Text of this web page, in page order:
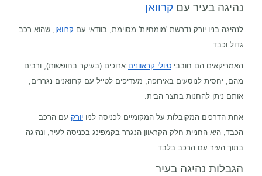
נהיגה בעיר עם קרוואן
לנהיגה בניו יורק נדרשת 'מומחיות' מסוימת, בוודאי עם קרוואן, שהוא רכב
גדול וכבד.
האמריקאים הם חובבי טיולי קראוונים ארוכים (בעיקר בחופשות), ורבים
מהם, יחסית לנוסעים באירופה, מעדיפים לטייל עם קרוואנים נגררים,
אותם ניתן להחנות בחצר הבית.
אחת הדרכים המקובלות על המקומיים לכניסה לניו יורק עם הרכב
הכבד, היא החניית חלק הקראוון הנגרר בקמפינג בכניסה לעיר, ונהיגה
בתוך העיר עם הרכב בלבד.
הגבלות נהיגה בעיר